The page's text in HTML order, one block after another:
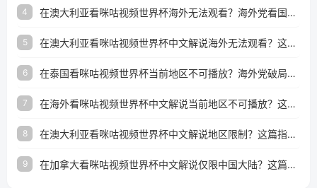
4 在澳大利亚看咪咕视频世界杯海外无法观看？海外党看国内体育直播的终极解法
5 在澳大利亚看咪咕视频世界杯中文解说海外无法观看？这篇指南帮你搞定所有体育直播难题
6 在泰国看咪咕视频世界杯当前地区不可播放？海外党破局看中文解说赛事指南
7 在海外看咪咕视频世界杯中文解说当前地区不可播放？这篇指南帮你搞定所有体育赛事直播难题
8 在澳大利亚看咪咕视频世界杯中文解说地区限制？这篇指南帮你搞定海外观赛难题
9 在加拿大看咪咕视频世界杯中文解说仅限中国大陆？这篇指南帮你轻松解锁中文解说和赛事直播